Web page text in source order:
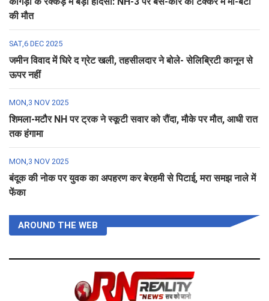
की मौत
SAT,6 DEC 2025
जमीन विवाद में घिरे द ग्रेट खली, तहसीलदार ने बोले- सेलिब्रिटी कानून से
ऊपर नहीं
MON,3 NOV 2025
शिमला-मटौर NH पर ट्रक ने स्कूटी सवार को रौंदा, मौके पर मौत, आधी रात
तक हंगामा
MON,3 NOV 2025
बंदूक की नोक पर युवक का अपहरण कर बेरहमी से पिटाई, मरा समझ नाले में
फेंका
AROUND THE WEB